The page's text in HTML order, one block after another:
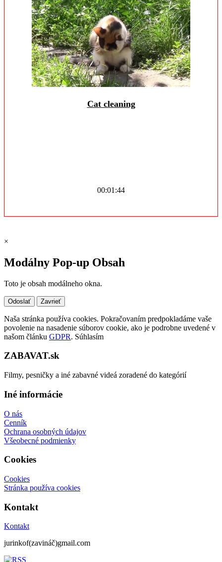
Cat cleaning
00:01:44
×
Modálny Pop-up Obsah
Toto je obsah modálneho okna.
Odoslať Zavrieť
Naša stránka používa cookies. Pokračovaním predpokladáme vaše
povolenie na nasadenie súborov cookie, ako je podrobne uvedené v
našom článku GDPR. Súhlasím
ZABAVAT.sk
Filmy, pesničky a iné zabavné videá zoradené do kategórií
Iné informácie
O nás
Cenník
Ochrana osobných údajov
Všeobecné podmienky
Cookies
Cookies
Stránka používa cookies
Kontakt
Kontakt
jurinkof(zavináč)gmail.com